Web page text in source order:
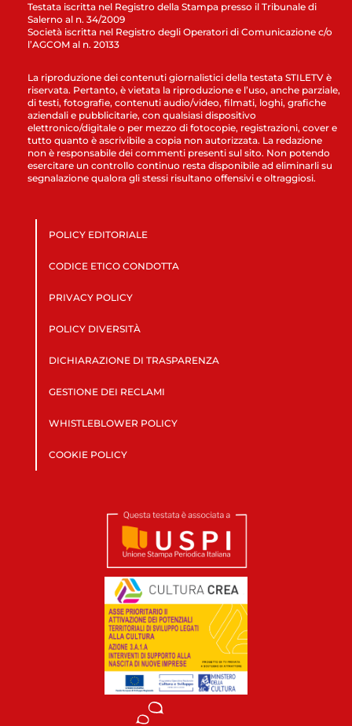
Testata iscritta nel Registro della Stampa presso il Tribunale di
Salerno al n. 34/2009
Società iscritta nel Registro degli Operatori di Comunicazione c/o
l’AGCOM al n. 20133
La riproduzione dei contenuti giornalistici della testata STILETV è
riservata. Pertanto, è vietata la riproduzione e l’uso, anche parziale,
di testi, fotografie, contenuti audio/video, filmati, loghi, grafiche
aziendali e pubblicitarie, con qualsiasi dispositivo
elettronico/digitale o per mezzo di fotocopie, registrazioni, cover e
tutto quanto è ascrivibile a copia non autorizzata. La redazione
non è responsabile dei commenti presenti sul sito. Non potendo
esercitare un controllo continuo resta disponibile ad eliminarli su
segnalazione qualora gli stessi risultano offensivi e oltraggiosi.
POLICY EDITORIALE
CODICE ETICO CONDOTTA
PRIVACY POLICY
POLICY DIVERSITÀ
DICHIARAZIONE DI TRASPARENZA
GESTIONE DEI RECLAMI
WHISTLEBLOWER POLICY
COOKIE POLICY